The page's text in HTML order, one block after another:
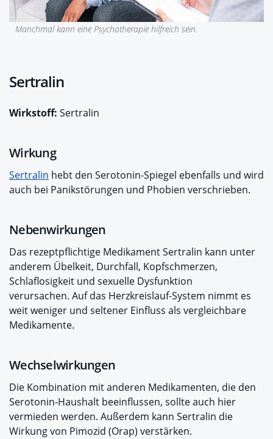
Manchmal kann eine Psychotherapie hilfreich sein.
Sertralin
Wirkstoff: Sertralin
Wirkung
Sertralin hebt den Serotonin-Spiegel ebenfalls und wird
auch bei Panikstörungen und Phobien verschrieben.
Nebenwirkungen
Das rezeptpflichtige Medikament Sertralin kann unter
anderem Übelkeit, Durchfall, Kopfschmerzen,
Schlaflosigkeit und sexuelle Dysfunktion
verursachen. Auf das Herzkreislauf-System nimmt es
weit weniger und seltener Einfluss als vergleichbare
Medikamente.
Wechselwirkungen
Die Kombination mit anderen Medikamenten, die den
Serotonin-Haushalt beeinflussen, sollte auch hier
vermieden werden. Außerdem kann Sertralin die
Wirkung von Pimozid (Orap) verstärken.